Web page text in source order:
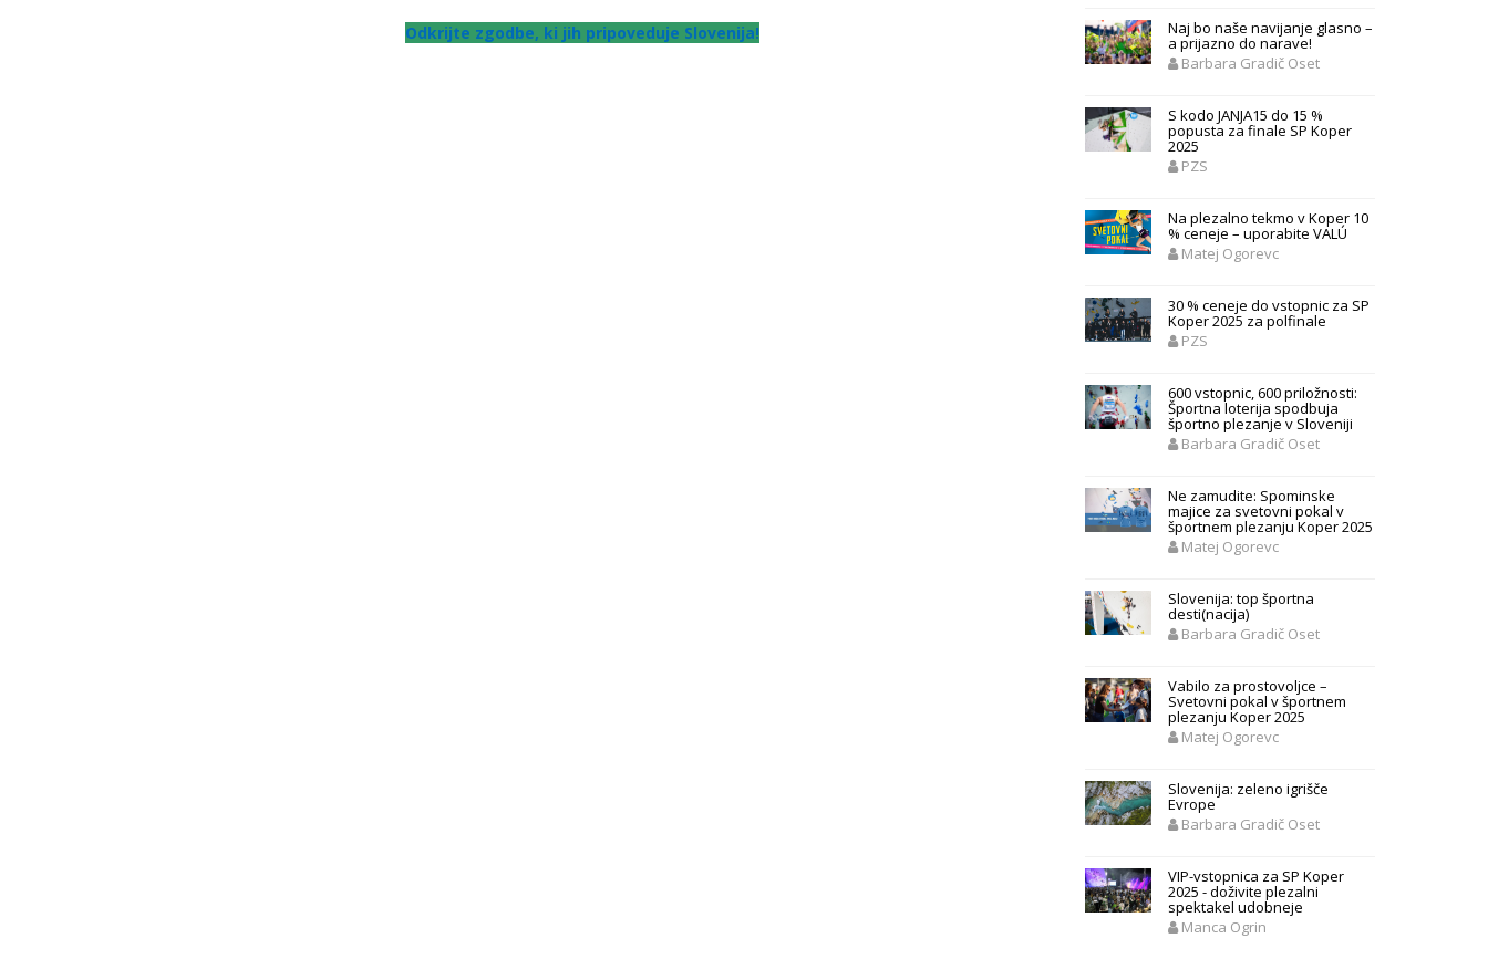
Odkrijte zgodbe, ki jih pripoveduje Slovenija! Naj bo naše navijanje glasno –
a prijazno do narave!
Barbara Gradič Oset
S kodo JANJA15 do 15 %
popusta za finale SP Koper
2025
PZS
Na plezalno tekmo v Koper 10
% ceneje – uporabite VALÚ
Matej Ogorevc
30 % ceneje do vstopnic za SP
Koper 2025 za polfinale
PZS
600 vstopnic, 600 priložnosti:
Športna loterija spodbuja
športno plezanje v Sloveniji
Barbara Gradič Oset
Ne zamudite: Spominske
majice za svetovni pokal v
športnem plezanju Koper 2025
Matej Ogorevc
Slovenija: top športna
desti(nacija)
Barbara Gradič Oset
Vabilo za prostovoljce –
Svetovni pokal v športnem
plezanju Koper 2025
Matej Ogorevc
Slovenija: zeleno igrišče
Evrope
Barbara Gradič Oset
VIP-vstopnica za SP Koper
2025 - doživite plezalni
spektakel udobneje
Manca Ogrin